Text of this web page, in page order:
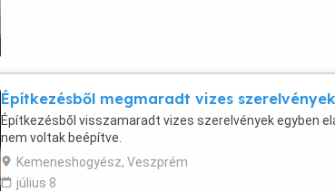
Építkezésből megmaradt vizes szerelvények
Építkezésből visszamaradt vizes szerelvények egyben
nem voltak beépítve.
Kemeneshogyész, Veszprém
július 8